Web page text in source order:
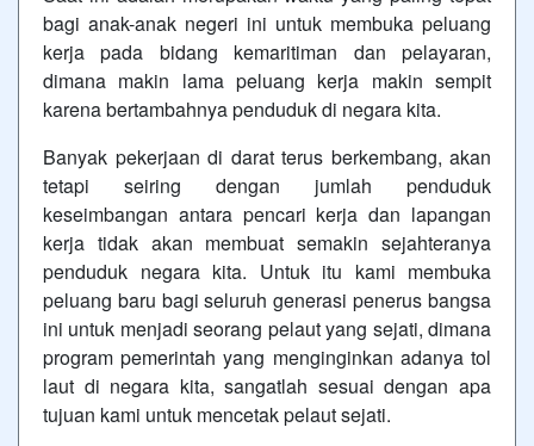
bagi anak-anak negeri ini untuk membuka peluang
kerja pada bidang kemaritiman dan pelayaran,
dimana makin lama peluang kerja makin sempit
karena bertambahnya penduduk di negara kita.
Banyak pekerjaan di darat terus berkembang, akan
tetapi seiring dengan jumlah penduduk
keseimbangan antara pencari kerja dan lapangan
kerja tidak akan membuat semakin sejahteranya
penduduk negara kita. Untuk itu kami membuka
peluang baru bagi seluruh generasi penerus bangsa
ini untuk menjadi seorang pelaut yang sejati, dimana
program pemerintah yang menginginkan adanya tol
laut di negara kita, sangatlah sesuai dengan apa
tujuan kami untuk mencetak pelaut sejati.